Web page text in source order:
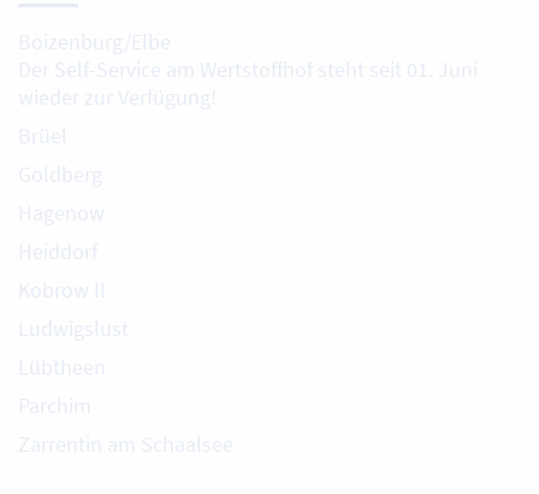
Boizenburg/Elbe
Der Self-Service am Wertstoffhof steht seit 01. Juni
wieder zur Verfügung!
Brüel
Goldberg
Hagenow
Heiddorf
Kobrow II
Ludwigslust
Lübtheen
Parchim
Zarrentin am Schaalsee